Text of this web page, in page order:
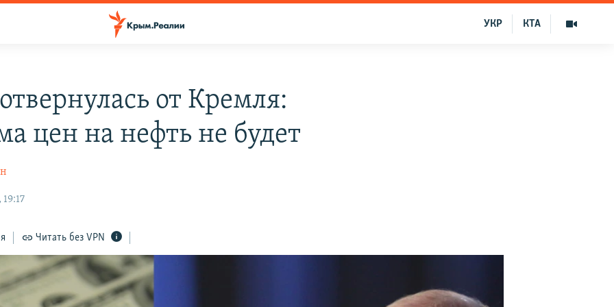
КТА
УКР
от Кремля:
цен на нефть не будет
Читать без VPN